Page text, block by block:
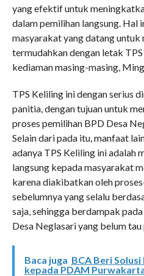
yang efektif untuk
dalam pemilihan langsung. Hal
masyarakat yang datang
termudahkan dengan letak
kediaman masing-masing,
TPS Keliling ini dengan serius
panitia, dengan tujuan untuk
proses pemilihan BPD Desa
Selain dari pada itu, manfaat
adanya TPS Keliling ini adalah
langsung kepada masyarakat
karena diakibatkan oleh
sebelumnya yang selalu
saja, sehingga berdampak
Desa Neglasari yang belum
Baca juga BCA Beri
kepada PDAM